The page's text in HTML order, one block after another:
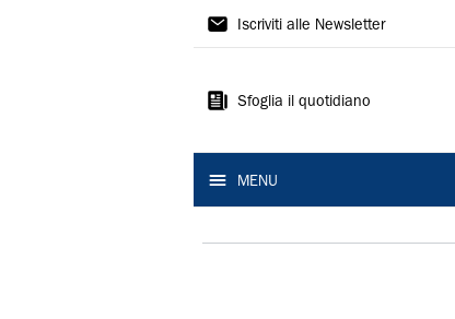
Gazzetta
Reggio
Iscriviti alle Newsletter
Sfoglia il quotidiano
MENU